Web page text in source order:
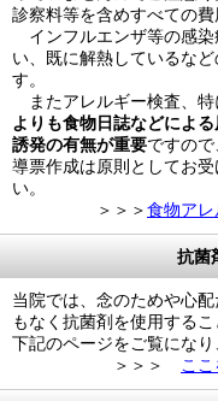
診察料等を含めすべての費
インフルエンザ等の感染
い、既に解熱しているな
す。
またアレルギー検査、特
よりも食物日誌などによ
誘発の有無が重要ですの
導票作成は原則としてお
い。
＞＞＞食物ア
抗菌
当院では、念のためや心
もなく抗菌剤を使用するこ
下記のページをご覧にな
＞＞＞ こ